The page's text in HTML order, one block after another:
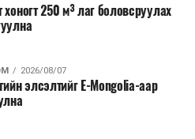
хууль зүйн салбараас бусад
бусад кино,
зардал;
тэтгэмж, урамшуулал.
хоногт 250 м³ лаг боловсруулах
2026/08/07
элсэлтийг E-Mongolia-аар